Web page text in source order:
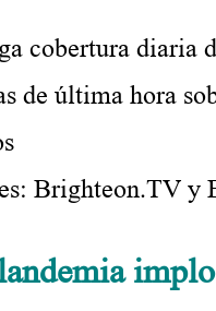
cobertura diaria
de última hora
Brighteon.TV y